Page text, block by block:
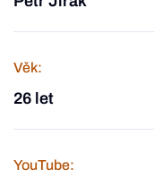
Věk:
26 let
YouTube: